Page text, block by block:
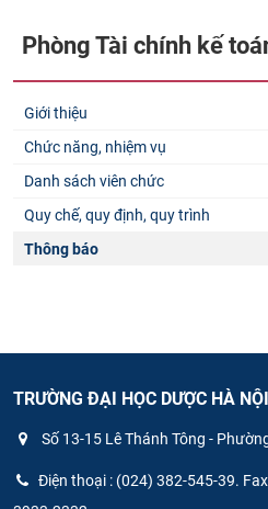
Phòng Tài chính kế
Giới thiệu
Chức năng, nhiệm vụ
Danh sách viên chức
Quy chế, quy định, quy trình
Thông báo
TRƯỜNG ĐẠI HỌC DƯỢC HÀ NỘI
Số 13-15 Lê Thánh Tông -
Điện thoại : (024) 382-545-39.